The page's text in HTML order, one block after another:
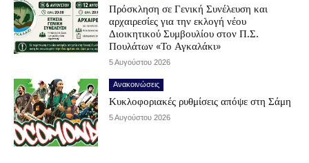
Πρόσκληση σε Γενική Συνέλευση και
αρχαιρεσίες για την εκλογή νέου
Διοικητικού Συμβουλίου στον Π.Σ.
Πουλάτων «Το Αγκαλάκι»
5 Αυγούστου 2026
Ανακοινώσεις
Κυκλοφοριακές ρυθμίσεις απόψε στη Σάμη
5 Αυγούστου 2026